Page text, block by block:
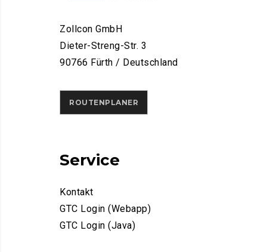
Zollcon GmbH
Dieter-Streng-Str. 3
90766 Fürth / Deutschland
ROUTENPLANER
Service
Kontakt
GTC Login (Webapp)
GTC Login (Java)